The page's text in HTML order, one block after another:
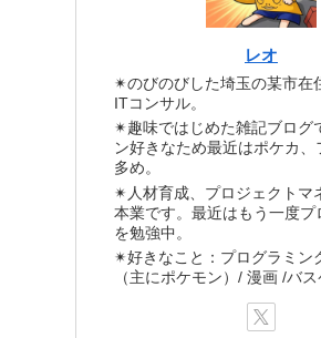
レオ
✴のびのびした埼玉の某市在
ITコンサル。
✴趣味ではじめた雑記ブログ
ン好きなため最近はポケカ、
多め。
✴人材育成、プロジェクトマ
本業です。最近はもう一度プ
を勉強中。
✴好きなこと：プログラミン
（主にポケモン）/ 漫画 /バス